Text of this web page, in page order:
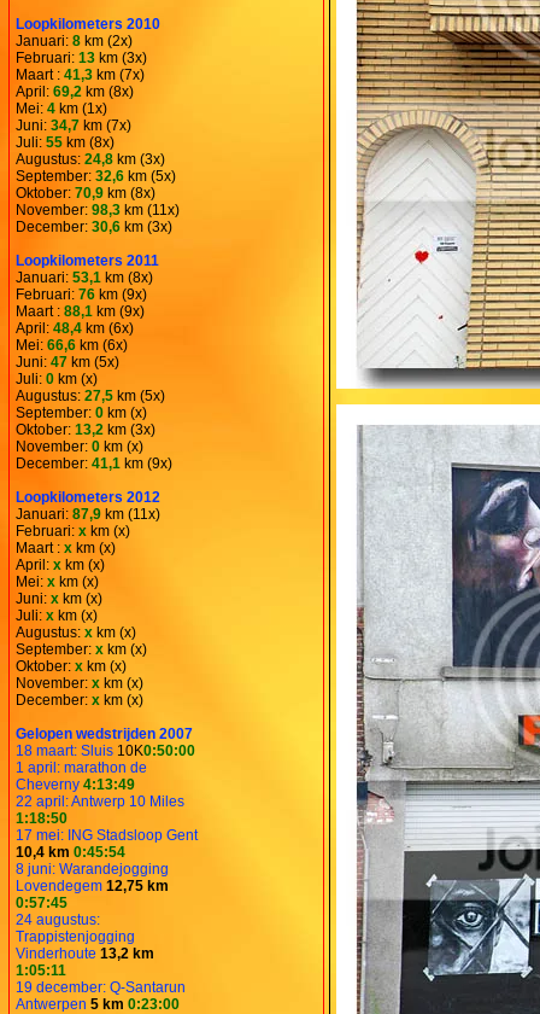
Loopkilometers 2010
Januari: 8 km (2x)
Februari: 13 km (3x)
Maart : 41,3 km (7x)
April: 69,2 km (8x)
Mei: 4 km (1x)
Juni: 34,7 km (7x)
Juli: 55 km (8x)
Augustus: 24,8 km (3x)
September: 32,6 km (5x)
Oktober: 70,9 km (8x)
November: 98,3 km (11x)
December: 30,6 km (3x)
Loopkilometers 2011
Januari: 53,1 km (8x)
Februari: 76 km (9x)
Maart : 88,1 km (9x)
April: 48,4 km (6x)
Mei: 66,6 km (6x)
Juni: 47 km (5x)
Juli: 0 km (x)
Augustus: 27,5 km (5x)
September: 0 km (x)
Oktober: 13,2 km (3x)
November: 0 km (x)
December: 41,1 km (9x)
Loopkilometers 2012
Januari: 87,9 km (11x)
Februari: x km (x)
Maart : x km (x)
April: x km (x)
Mei: x km (x)
Juni: x km (x)
Juli: x km (x)
Augustus: x km (x)
September: x km (x)
Oktober: x km (x)
November: x km (x)
December: x km (x)
Gelopen wedstrijden 2007
18 maart: Sluis 10K0:50:00
1 april: marathon de
Cheverny 4:13:49
22 april: Antwerp 10 Miles
1:18:50
17 mei: ING Stadsloop Gent
10,4 km 0:45:54
8 juni: Warandejogging
Lovendegem 12,75 km
0:57:45
24 augustus:
Trappistenjogging
Vinderhoute 13,2 km
1:05:11
19 december: Q-Santarun
Antwerpen 5 km 0:23:00